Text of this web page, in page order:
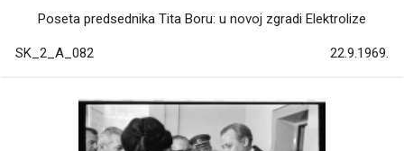
Poseta predsednika Tita Boru: u novoj zgradi Elektrolize
SK_2_A_082 22.9.1969.